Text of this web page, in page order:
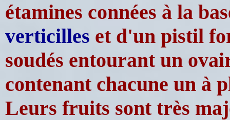
étamines connées à la
verticilles et d'un pistil
soudés entourant un
contenant chacune un à
Leurs fruits sont très